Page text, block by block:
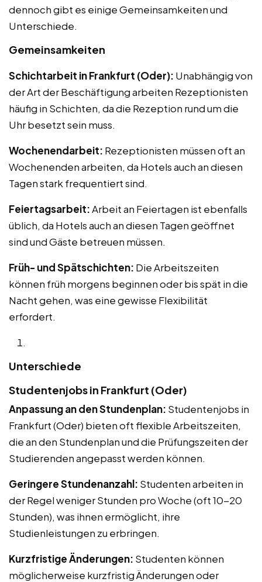
dennoch gibt es einige Gemeinsamkeiten und
Unterschiede.
Gemeinsamkeiten
Schichtarbeit in Frankfurt (Oder): Unabhängig von
der Art der Beschäftigung arbeiten Rezeptionisten
häufig in Schichten, da die Rezeption rund um die
Uhr besetzt sein muss.
Wochenendarbeit: Rezeptionisten müssen oft an
Wochenenden arbeiten, da Hotels auch an diesen
Tagen stark frequentiert sind.
Feiertagsarbeit:Arbeit an Feiertagen ist ebenfalls
üblich, da Hotels auch an diesen Tagen geöffnet
sind und Gäste betreuen müssen.
Früh- und Spätschichten: Die Arbeitszeiten
können früh morgens beginnen oder bis spät in die
Nacht gehen, was eine gewisse Flexibilität
erfordert.
Unterschiede
Studentenjobs in Frankfurt (Oder)
Anpassung an den Stundenplan: Studentenjobs in
Frankfurt (Oder) bieten oft flexible Arbeitszeiten,
die an den Stundenplan und die Prüfungszeiten der
Studierenden angepasst werden können.
Geringere Stundenanzahl: Studenten arbeiten in
der Regel weniger Stunden pro Woche (oft 10-20
Stunden), was ihnen ermöglicht, ihre
Studienleistungen zu erbringen.
Kurzfristige Änderungen: Studenten können
möglicherweise kurzfristig Änderungen oder